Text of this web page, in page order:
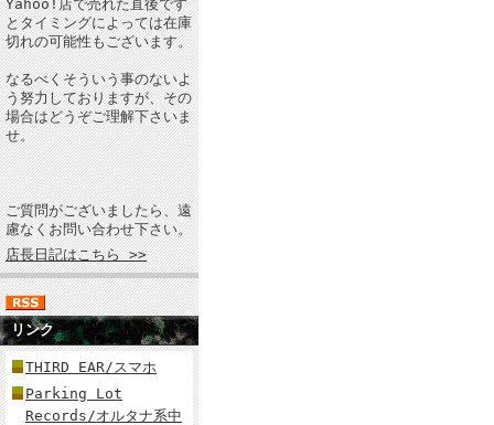
Yahoo!店で売れた直後です
とタイミングによっては在庫
切れの可能性もございます。
なるべくそういう事のないよ
う努力しておりますが、その
場合はどうぞご理解下さいま
せ。
ご質問がございましたら、遠
慮なくお問い合わせ下さい。
店長日記はこちら >>
リンク
THIRD EAR/スマホ
Parking Lot
Records/オルタナ系中